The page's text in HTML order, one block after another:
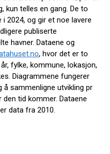
kun telles en gang. De to
2024, og gir et noe lavere
publiserte
havner. Dataene og
, hvor det er to
fylke, kommune, lokasjon,
Diagrammene fungerer
sammenligne utvikling pr
tid kommer. Dataene
data fra 2010.